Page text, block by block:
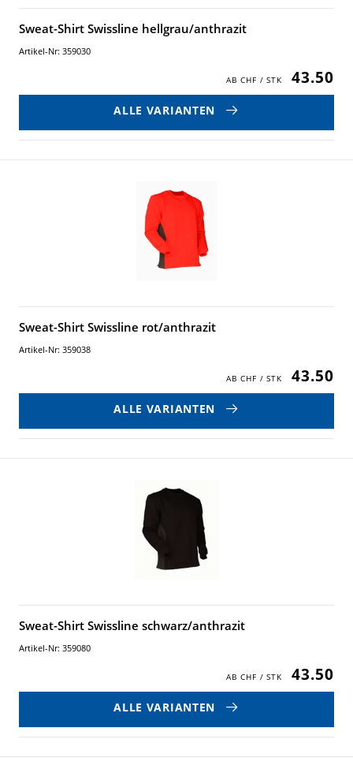
Sweat-Shirt Swissline hellgrau/anthrazit
Artikel-Nr: 359030
43.50
ALLE VARIANTEN
Sweat-Shirt Swissline rot/anthrazit
Artikel-Nr: 359038
43.50
ALLE VARIANTEN
Sweat-Shirt Swissline schwarz/anthrazit
Artikel-Nr: 359080
43.50
ALLE VARIANTEN